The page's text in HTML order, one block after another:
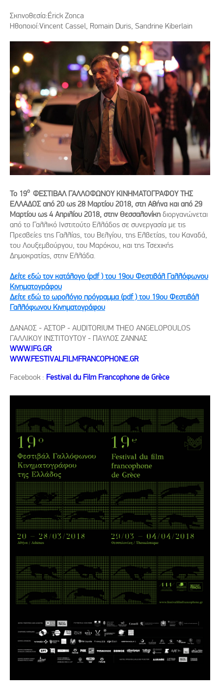
Σκηνοθεσία:Érick Zonca
Ηθοποιοί:Vincent Cassel, Romain Duris, Sandrine Kiberlain
Το 19ο ΦΕΣΤΙΒΑΛ ΓΑΛΛΟΦΩΝΟΥ ΚΙΝΗΜΑΤΟΓΡΑΦΟΥ ΤΗΣ
ΕΛΛΑΔΟΣ από 20 ως 28 Μαρτίου 2018, στη Αθήνα και από 29
Μαρτίου ως 4 Απριλίου 2018, στην Θεσσαλονίκη διοργανώνεται
από το Γαλλικό Ινστιτούτο Ελλάδος σε συνεργασία με τις
Πρεσβείες της Γαλλίας, του Βελγίου, της Ελβετίας, του Καναδά,
του Λουξεμβούργου, του Μαρόκου, και της Τσεχικής
Δημοκρατίας, στην Ελλάδα.
Δείτε εδώ τον κατάλογο (pdf ) του 19ου Φεστιβάλ Γαλλόφωνου
Κινηματογράφου
Δείτε εδώ το ωρολόγιο πρόγραμμα (pdf ) του 19ου Φεστιβάλ
Γαλλόφωνου Κινηματογράφου
ΔΑΝΑΟΣ - AΣΤΟΡ - AUDITORIUM THEO ANGELOPOULOS
ΓΑΛΛΙΚΟΥ ΙΝΣΤΙΤΟΥΤΟΥ - ΠΑΥΛΟΣ ΖΑΝΝΑΣ
WWW.IFG.GR
WWW.FESTIVALFILMFRANCOPHONE.GR
Facebook : Festival du Film Francophone de Grèce